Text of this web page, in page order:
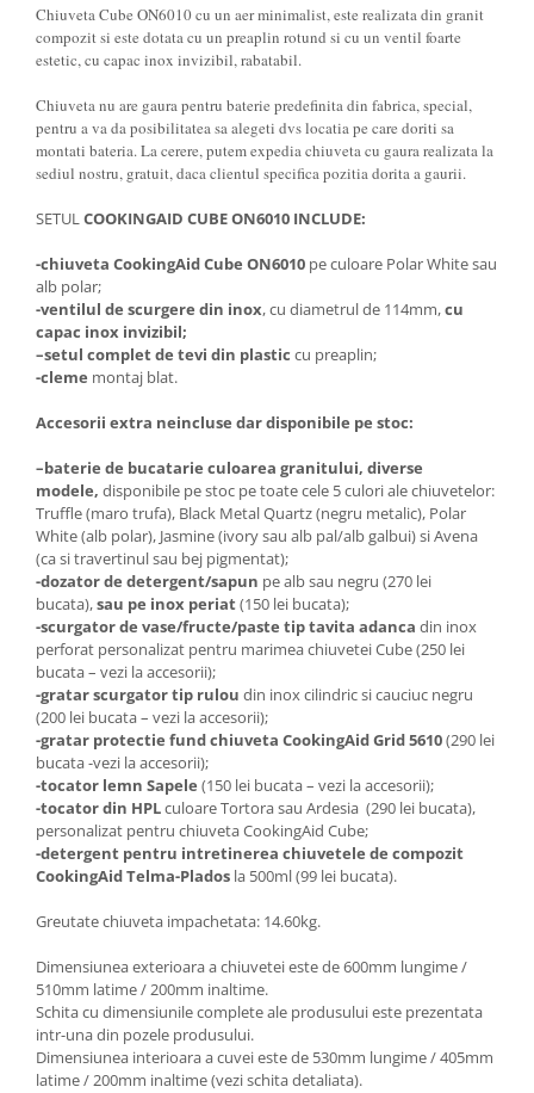
Chiuveta Cube ON6010 cu un aer minimalist, este realizata din granit
compozit si este dotata cu un preaplin rotund si cu un ventil foarte
estetic, cu capac inox invizibil, rabatabil.
Chiuveta nu are gaura pentru baterie predefinita din fabrica, special,
pentru a va da posibilitatea sa alegeti dvs locatia pe care doriti sa
montati bateria. La cerere, putem expedia chiuveta cu gaura realizata la
sediul nostru, gratuit, daca clientul specifica pozitia dorita a gaurii.
SETULCOOKINGAID CUBE ON6010 INCLUDE:
-chiuveta CookingAid Cube ON6010 pe culoare Polar White sau
alb polar;
-ventilul de scurgere din inox, cu diametrul de 114mm,cu
capac inox invizibil;
–setul complet de tevi din plastic cu preaplin;
-cleme montaj blat.
Accesorii extra neincluse dar disponibile pe stoc:
–baterie de bucatarie culoarea granitului, diverse
modele, disponibile pe stoc pe toate cele 5 culori ale chiuvetelor:
Truffle (maro trufa), Black Metal Quartz (negru metalic), Polar
White (alb polar), Jasmine (ivory sau alb pal/alb galbui) si Avena
(ca si travertinul sau bej pigmentat);
-dozator de detergent/sapun pe alb sau negru (270 lei
bucata),sau pe inox periat(150 lei bucata);
-scurgator de vase/fructe/paste tip tavita adanca din inox
perforat personalizat pentru marimea chiuvetei Cube (250 lei
bucata – vezi la accesorii);
-gratar scurgator tip rulou din inox cilindric si cauciuc negru
(200 lei bucata – vezi la accesorii);
-gratar protectie fund chiuveta CookingAid Grid 5610(290 lei
bucata -vezi la accesorii);
-tocator lemn Sapele (150 lei bucata – vezi la accesorii);
-tocator din HPLculoare Tortora sau Ardesia (290 lei bucata),
personalizat pentru chiuveta CookingAid Cube;
-detergent pentru intretinerea chiuvetele de compozit
CookingAid Telma-Plados la 500ml (99 lei bucata).
Greutate chiuveta impachetata: 14.60kg.
Dimensiunea exterioara a chiuvetei este de 600mm lungime /
510mm latime / 200mm inaltime.
Schita cu dimensiunile complete ale produsului este prezentata
intr-una din pozele produsului.
Dimensiunea interioara a cuvei este de 530mm lungime / 405mm
latime / 200mm inaltime (vezi schita detaliata).